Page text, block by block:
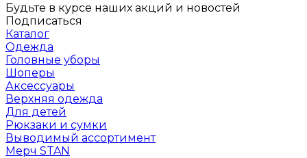
Будьте в курсе наших акций и новостей
Подписаться
Каталог
Одежда
Головные уборы
Шоперы
Аксессуары
Верхняя одежда
Для детей
Рюкзаки и сумки
Выводимый ассортимент
Мерч STAN